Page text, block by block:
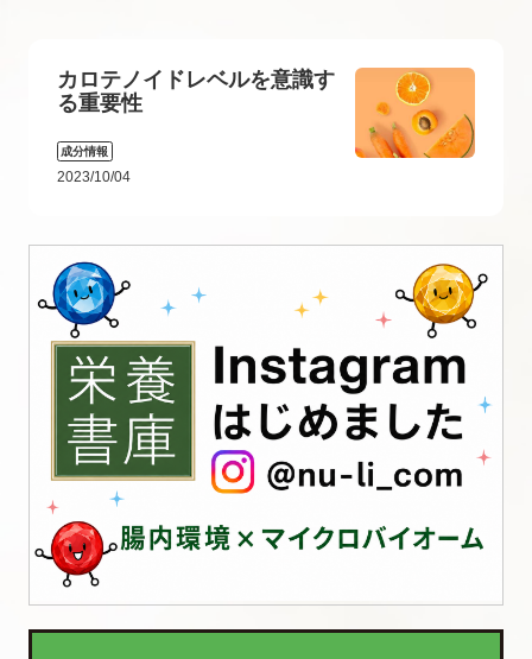
カロテノイドレベルを意識す
る重要性
成分情報
2023/10/04